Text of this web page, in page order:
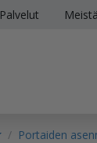
Palvelut Meistä
Portaiden